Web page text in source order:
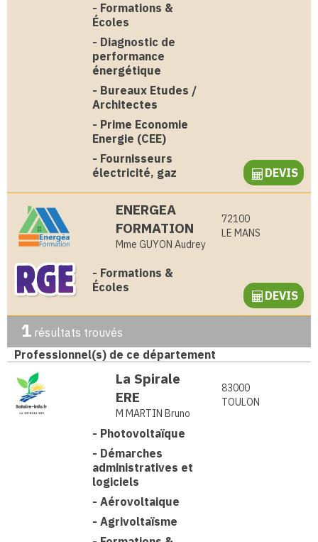
- Formations &
Écoles
- Diagnostic de
performance
énergétique
- Bureaux Etudes /
Architectes
- Prime Economie
Energie (CEE)
- Fournisseurs
électricité, gaz
DEVIS
ENERGEA
FORMATION
Mme GUYON Audrey
72100
LE MANS
- Formations &
Écoles
DEVIS
1 résultats trouvés
Professionnel(s) de ce département
La Spirale
ERE
M MARTIN Bruno
83000
TOULON
- Photovoltaïque
- Démarches
administratives et
logiciels
- Aérovoltaique
- Agrivoltaïsme